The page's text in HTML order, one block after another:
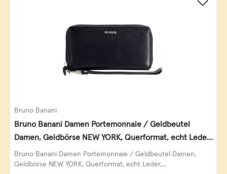
Bruno Banani
Bruno Banani Damen Portemonnaie / Geldbeutel
Damen, Geldbörse NEW YORK, Querformat, echt Leder,
schwarz
Bruno Banani Damen Portemonnaie / Geldbeutel Damen,
Geldbörse NEW YORK, Querformat, echt Leder,...